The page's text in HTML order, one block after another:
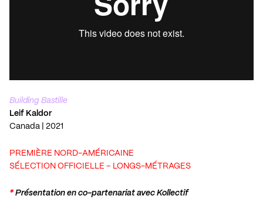
Building Bastille
Leif Kaldor
Canada | 2021
PREMIÈRE NORD-AMÉRICAINE
SÉLECTION OFFICIELLE – LONGS-MÉTRAGES
*Présentation en co-partenariat avec Kollectif